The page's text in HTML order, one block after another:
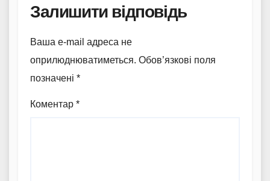
Залишити відповідь
Ваша e-mail адреса не
оприлюднюватиметься. Обов’язкові поля
позначені *
Коментар *